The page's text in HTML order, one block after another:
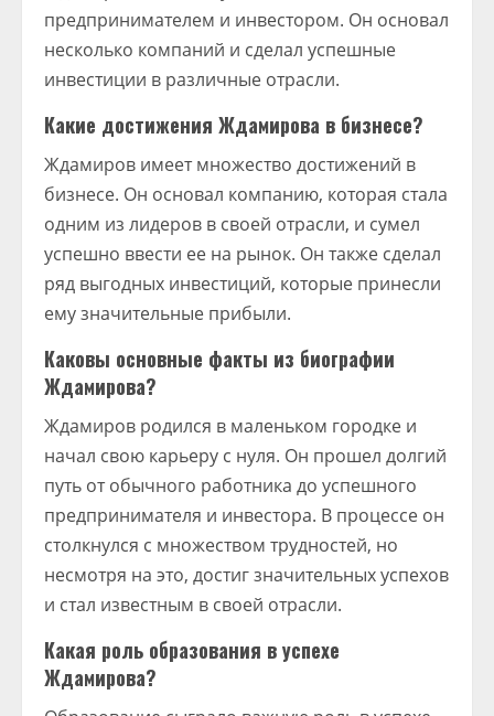
предпринимателем и инвестором. Он основал
несколько компаний и сделал успешные
инвестиции в различные отрасли.
Какие достижения Ждамирова в бизнесе?
Ждамиров имеет множество достижений в
бизнесе. Он основал компанию, которая стала
одним из лидеров в своей отрасли, и сумел
успешно ввести ее на рынок. Он также сделал
ряд выгодных инвестиций, которые принесли
ему значительные прибыли.
Каковы основные факты из биографии
Ждамирова?
Ждамиров родился в маленьком городке и
начал свою карьеру с нуля. Он прошел долгий
путь от обычного работника до успешного
предпринимателя и инвестора. В процессе он
столкнулся с множеством трудностей, но
несмотря на это, достиг значительных успехов
и стал известным в своей отрасли.
Какая роль образования в успехе
Ждамирова?